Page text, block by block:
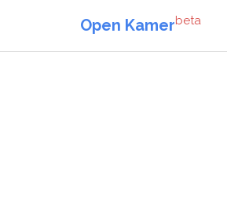
Open Kamerbeta